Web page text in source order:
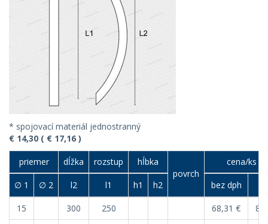
* spojovací materiál jednostranný
€ 14,30 ( € 17,16 )
priemer dĺžka rozstup
hĺbka
povrch
cena/ks
∅ 1 ∅ 2 l2 l1 h1 h2 bez dph
15 300 250 68,31 €